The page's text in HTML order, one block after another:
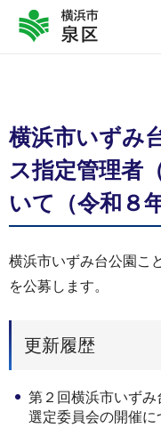
横浜市いずみ
ス指定管理者
いて（令和８
横浜市いずみ台公園こ
を公募します。
更新履歴
第２回横浜市いず
選定委員会の開催に